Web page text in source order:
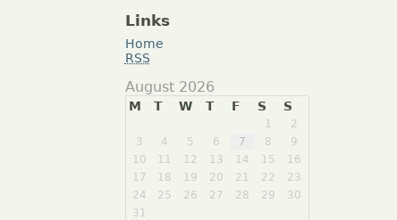
Links
Home
RSS
August 2026
M T W T F S S
1
2
3
4 5 6 7 8
9
10
11 12 13 14 15
16
17
18 19 20 21 22
23
24
25 26 27 28 29
30
31